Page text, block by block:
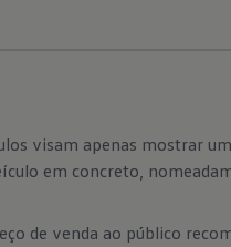
visam apenas mostrar
em concreto,
de venda ao público